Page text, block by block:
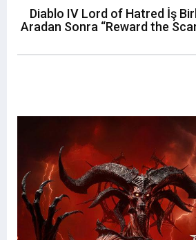
Diablo IV Lord of Hatred İş
Aradan Sonra “Reward the